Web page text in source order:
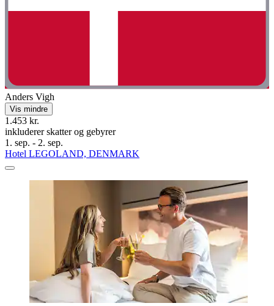
Anders Vigh
Vis mindre
1.453 kr.
inkluderer skatter og gebyrer
1. sep. - 2. sep.
Hotel LEGOLAND, DENMARK